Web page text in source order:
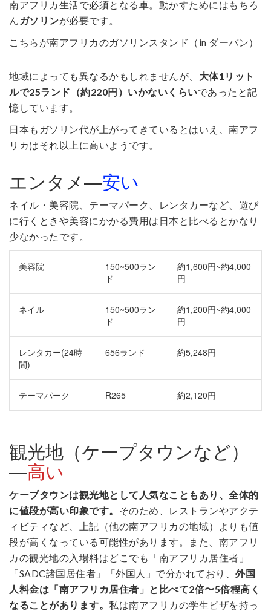
南アフリカ生活で必須となる車。動かすためにはもちろ
ん ガソリンが必要です。
こちらが南アフリカのガソリンスタンド（in ダーバン）
地域によっても異なるかもしれませんが、 大体1リット
ルで25ランド（約220円）いかないくらいであったと記
憶しています。
日本もガソリン代が上がってきているとはいえ、南アフ
リカはそれ以上に高いようです。
エンタメ―安い
ネイル・美容院、テーマパーク、レンタカーなど、遊び
に行くときや美容にかかる費用は日本と比べるとかなり
少なかったです。
美容院
150~500ラン
ド
約1,600円~約4,000
円
ネイル
150~500ラン
ド
約1,200円~約4,000
円
レンタカー(24時
間)
656ランド 約5,248円
テーマパーク R265 約2,120円
観光地（ケープタウンなど）
―高い
ケープタウンは観光地として人気なこともあり、全体的
に値段が高い印象です。 そのため、レストランやアクテ
ィビティなど、上記（他の南アフリカの地域）よりも値
段が高くなっている可能性があります。また、南アフリ
カの観光地の入場料はどこでも「南アフリカ居住者」
「SADC諸国居住者」「外国人」で分かれており、 外国
人料金は「南アフリカ居住者」と比べて2倍〜5倍程高く
なることがあります。 私は南アフリカの学生ビザを持っ